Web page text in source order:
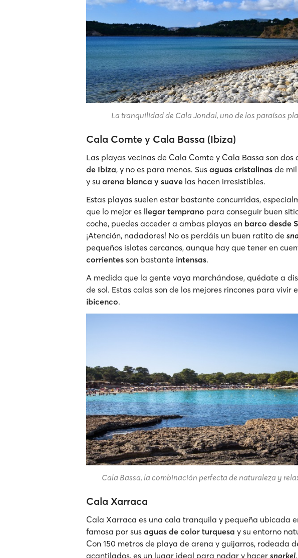
La tranquilidad de Cala Jondal, uno de los paraísos
Cala Comte y Cala Bassa (Ibiza)
Las playas vecinas de Cala Comte y Cala Bassa son dos
de Ibiza, y no es para menos. Sus aguas cristalinas de
y su arena blanca y suave las hacen irresistibles.
Estas playas suelen estar bastante concurridas,
que lo mejor es llegar temprano para conseguir buen
coche, puedes acceder a ambas playas en barco desde
¡Atención, nadadores! No os perdáis un buen ratito de
pequeños islotes cercanos, aunque hay que tener en
corrientes son bastante intensas.
A medida que la gente vaya marchándose, quédate a
de sol. Estas calas son de los mejores rincones para vivir
ibicenco.
Cala Bassa, la combinación perfecta de naturaleza y
Cala Xarraca
Cala Xarraca es una cala tranquila y pequeña ubicada
famosa por sus aguas de color turquesa y su entorno
Con 150 metros de playa de arena y guijarros, rodeada
acantilados, es un lugar ideal para nadar y hacer snorkel.